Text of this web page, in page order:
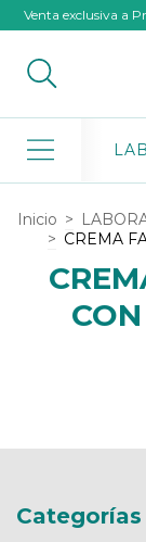
Venta exclusiva a
Inicio >
> CREMA
Categorías